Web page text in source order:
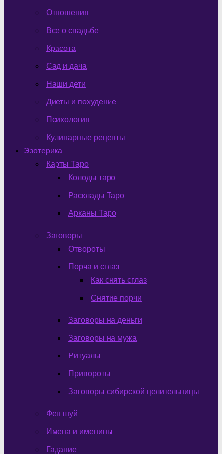
Отношения
Все о свадьбе
Красота
Сад и дача
Наши дети
Диеты и похудение
Психология
Кулинарные рецепты
Эзотерика
Карты Таро
Колоды таро
Расклады Таро
Арканы Таро
Заговоры
Отвороты
Порча и сглаз
Как снять сглаз
Снятие порчи
Заговоры на деньги
Заговоры на мужа
Ритуалы
Привороты
Заговоры сибирской целительницы
Фен шуй
Имена и именины
Гадание